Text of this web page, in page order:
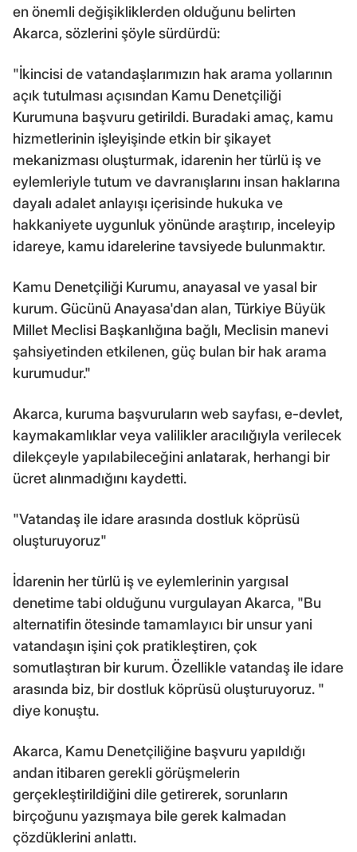
en önemli değişikliklerden olduğunu belirten
Akarca, sözlerini şöyle sürdürdü:
"İkincisi de vatandaşlarımızın hak arama yollarının
açık tutulması açısından Kamu Denetçiliği
Kurumuna başvuru getirildi. Buradaki amaç, kamu
hizmetlerinin işleyişinde etkin bir şikayet
mekanizması oluşturmak, idarenin her türlü iş ve
eylemleriyle tutum ve davranışlarını insan haklarına
dayalı adalet anlayışı içerisinde hukuka ve
hakkaniyete uygunluk yönünde araştırıp, inceleyip
idareye, kamu idarelerine tavsiyede bulunmaktır.
Kamu Denetçiliği Kurumu, anayasal ve yasal bir
kurum. Gücünü Anayasa'dan alan, Türkiye Büyük
Millet Meclisi Başkanlığına bağlı, Meclisin manevi
şahsiyetinden etkilenen, güç bulan bir hak arama
kurumudur."
Akarca, kuruma başvuruların web sayfası, e-devlet,
kaymakamlıklar veya valilikler aracılığıyla verilecek
dilekçeyle yapılabileceğini anlatarak, herhangi bir
ücret alınmadığını kaydetti.
"Vatandaş ile idare arasında dostluk köprüsü
oluşturuyoruz"
İdarenin her türlü iş ve eylemlerinin yargısal
denetime tabi olduğunu vurgulayan Akarca, "Bu
alternatifin ötesinde tamamlayıcı bir unsur yani
vatandaşın işini çok pratikleştiren, çok
somutlaştıran bir kurum. Özellikle vatandaş ile idare
arasında biz, bir dostluk köprüsü oluşturuyoruz. "
diye konuştu.
Akarca, Kamu Denetçiliğine başvuru yapıldığı
andan itibaren gerekli görüşmelerin
gerçekleştirildiğini dile getirerek, sorunların
birçoğunu yazışmaya bile gerek kalmadan
çözdüklerini anlattı.